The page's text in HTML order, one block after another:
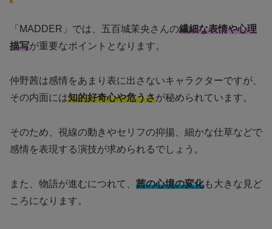
「MADDER」では、五百城茉央さんの繊細な表情や心理
描写が重要なポイントとなります。
仲野茜は感情をあまり表に出さないキャラクターですが、
その内面には知的好奇心や危うさが秘められています。
そのため、視線の動きやセリフの抑揚、細かな仕草などで
感情を表現する演技が求められるでしょう。
また、物語が進むにつれて、 茜の心境の変化も大きな見ど
ころになります。